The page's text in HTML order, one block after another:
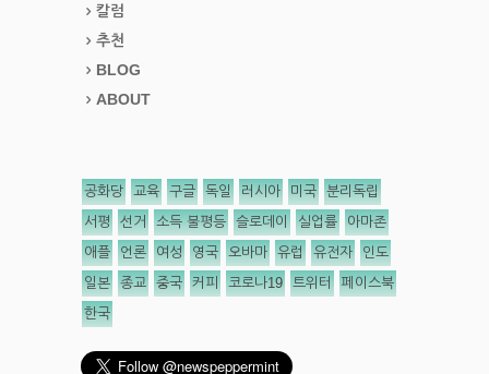
칼럼
추천
BLOG
ABOUT
공화당 교육 구글 독일 러시아 미국 분리독립
서평 선거 소득 불평등 슬로데이 실업률 아마존
애플 언론 여성 영국 오바마 유럽 유전자 인도
일본 종교 중국 커피 코로나19 트위터 페이스북
한국